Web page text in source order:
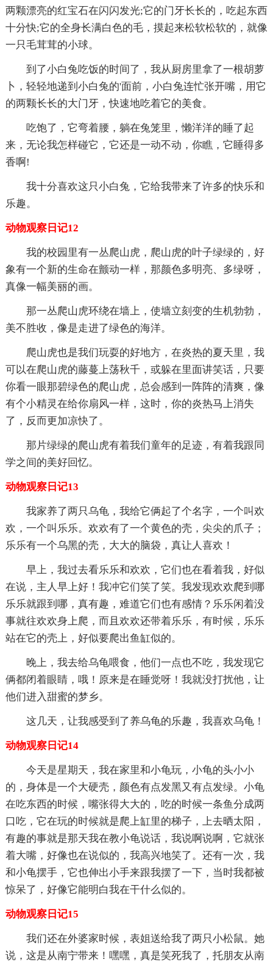
两颗漂亮的红宝石在闪闪发光;它的门牙长长的，吃起东西
十分快;它的全身长满白色的毛，摸起来松软松软的，就像
一只毛茸茸的小球。
到了小白兔吃饭的时间了，我从厨房里拿了一根胡萝
卜，轻轻地递到小白兔的'面前，小白兔连忙张开嘴，用它
的两颗长长的大门牙，快速地吃着它的美食。
吃饱了，它弯着腰，躺在兔笼里，懒洋洋的睡了起
来，无论我怎样碰它，它还是一动不动，你瞧，它睡得多
香啊!
我十分喜欢这只小白兔，它给我带来了许多的快乐和
乐趣。
动物观察日记12
我的校园里有一丛爬山虎，爬山虎的叶子绿绿的，好
象有一个新的生命在颤动一样，那颜色多明亮、多绿呀，
真像一幅美丽的画。
那一丛爬山虎环绕在墙上，使墙立刻变的生机勃勃，
美不胜收，像是走进了绿色的海洋。
爬山虎也是我们玩耍的好地方，在炎热的夏天里，我
可以在爬山虎的藤蔓上荡秋千，或躲在里面讲笑话，只要
你看一眼那碧绿色的爬山虎，总会感到一阵阵的清爽，像
有个小精灵在给你扇风一样，这时，你的炎热马上消失
了，反而更加凉快了。
那片绿绿的爬山虎有着我们童年的足迹，有着我跟同
学之间的美好回忆。
动物观察日记13
我家养了两只乌龟，我给它俩起了个名字，一个叫欢
欢，一个叫乐乐。欢欢有了一个黄色的壳，尖尖的爪子；
乐乐有一个乌黑的壳，大大的脑袋，真让人喜欢！
早上，我过去看乐乐和欢欢，它们也在看着我，好似
在说，主人早上好！我冲它们笑了笑。我发现欢欢爬到哪
乐乐就跟到哪，真有趣，难道它们也有感情？乐乐闲着没
事就往欢欢身上爬，而且欢欢还带着乐乐，有时候，乐乐
站在它的壳上，好似要爬出鱼缸似的。
晚上，我去给乌龟喂食，他们一点也不吃，我发现它
俩都闭着眼睛，哦！原来是在睡觉呀！我就没打扰他，让
他们进入甜蜜的梦乡。
这几天，让我感受到了养乌龟的乐趣，我喜欢乌龟！
动物观察日记14
今天是星期天，我在家里和小龟玩，小龟的头小小
的，身体是一个大硬壳，颜色有点发黑又有点发绿。小龟
在吃东西的时候，嘴张得大大的，吃的时候一条鱼分成两
口吃，它在玩的时候就是爬上缸里的梯子，上去晒太阳，
有趣的事就是那天我在教小龟说话，我说啊说啊，它就张
着大嘴，好像也在说似的，我高兴地笑了。还有一次，我
和小龟摆手，它也伸出小手来跟我摆了一下，当时我都被
惊呆了，好像它能明白我在干什么似的。
动物观察日记15
我们还在外婆家时候，表姐送给我了两只小松鼠。她
说，这是从南宁带来！嘿嘿，真是笑死我了，托朋友从南